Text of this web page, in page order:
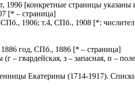
1996 [конкретные страницы указаны
[* – страница]
1906; т.4, СПб., 1908 [*:
год, СПб., 1886 [* – страница]
– гвардейская, з – запасная, п –
Екатерины (1714-1917). Списки